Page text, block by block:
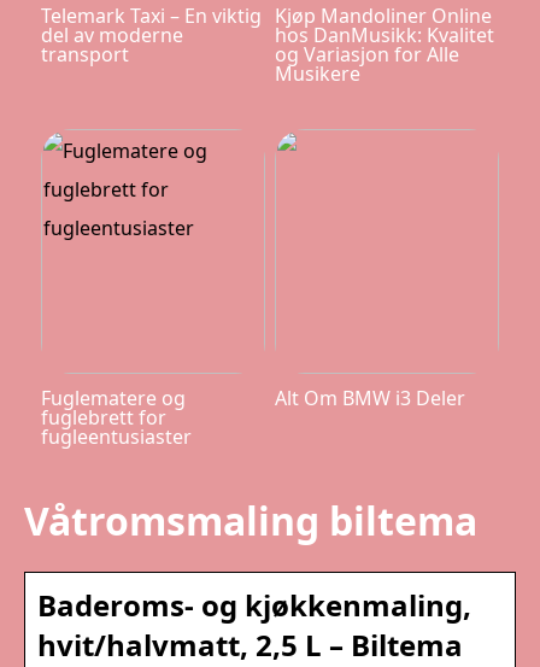
Telemark Taxi – En viktig
del av moderne
transport
Kjøp Mandoliner Online
hos DanMusikk: Kvalitet
og Variasjon for Alle
Musikere
Fuglematere og
fuglebrett for
fugleentusiaster
Alt Om BMW i3 Deler
Våtromsmaling biltema
Baderoms- og kjøkkenmaling,
hvit/halvmatt, 2,5 L – Biltema